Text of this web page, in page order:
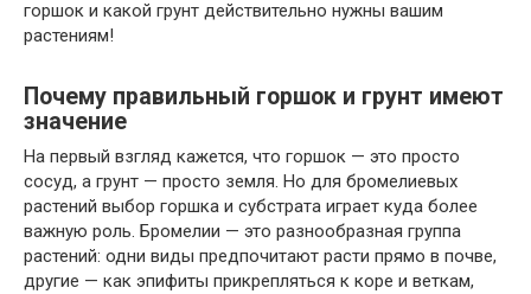
горшок и какой грунт действительно нужны вашим
растениям!
Почему правильный горшок и грунт имеют
значение
На первый взгляд кажется, что горшок — это просто
сосуд, а грунт — просто земля. Но для бромелиевых
растений выбор горшка и субстрата играет куда более
важную роль. Бромелии — это разнообразная группа
растений: одни виды предпочитают расти прямо в почве,
другие — как эпифиты прикрепляться к коре и веткам,